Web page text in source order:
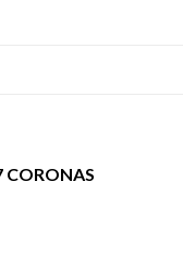
CORONAS